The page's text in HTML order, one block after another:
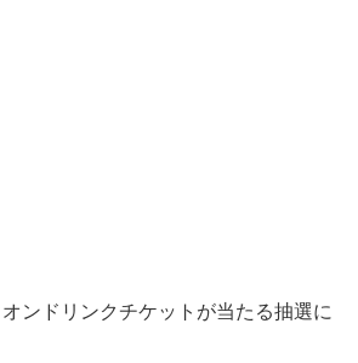
ンドリンクチケットが当たる抽選に